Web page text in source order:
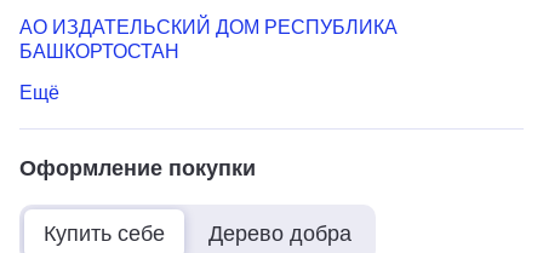
АО ИЗДАТЕЛЬСКИЙ ДОМ РЕСПУБЛИКА
БАШКОРТОСТАН
Ещё
Оформление покупки
Купить себе Дерево добра